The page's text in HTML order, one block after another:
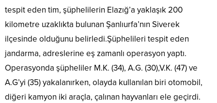
tespit eden tim, şüphelilerin Elazığ’a yaklaşık 200
kilometre uzaklıkta bulunan Şanlıurfa’nın Siverek
ilçesinde olduğunu belirledi.Şüphelileri tespit eden
jandarma, adreslerine eş zamanlı operasyon yaptı.
Operasyonda şüpheliler M.K. (34), A.G. (30),V.K. (47) ve
A.G’yi (35) yakalanırken, olayda kullanılan biri otomobil,
diğeri kamyon iki araçla, çalınan hayvanları ele geçirdi.